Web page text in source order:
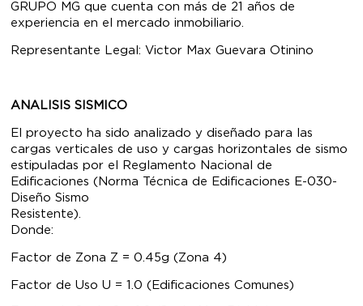
GRUPO MG que cuenta con más de 21 años de
experiencia en el mercado inmobiliario.
Representante Legal: Victor Max Guevara Otinino
ANALISIS SISMICO
El proyecto ha sido analizado y diseñado para las
cargas verticales de uso y cargas horizontales de sismo
estipuladas por el Reglamento Nacional de
Edificaciones (Norma Técnica de Edificaciones E-030-
Diseño Sismo
Donde:
Factor de Zona Z = 0.45g (Zona 4)
Factor de Uso U = 1.0 (Edificaciones Comunes)